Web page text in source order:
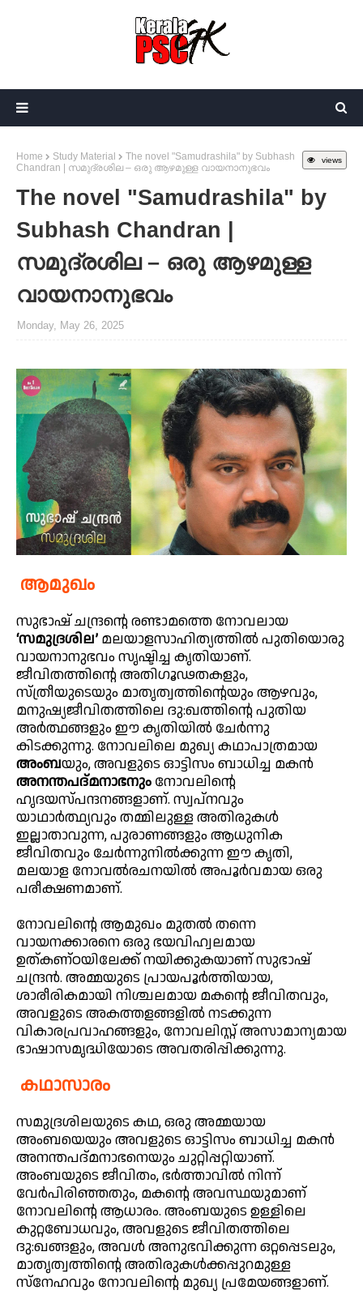
views
Home Study Material
The novel "Samudrashila" by Subhash
Chandran | സമുദ്രശില – ഒരു ആഴമുള്ള വായനാനുഭവം
The novel "Samudrashila" by
Subhash Chandran |
സമുദ്രശില – ഒരു ആഴമുള്ള
വായനാനുഭവം
Monday, May 26, 2025
ആമുഖം
സുഭാഷ് ചന്ദ്രന്റെ രണ്ടാമത്തെ നോവലായ
‘സമുദ്രശില’ മലയാളസാഹിത്യത്തിൽ പുതിയൊരു
വായനാനുഭവം സൃഷ്ടിച്ച കൃതിയാണ്.
ജീവിതത്തിന്റെ അതിഗൂഢതകളും,
സ്ത്രീയുടെയും മാതൃത്വത്തിന്റെയും ആഴവും,
മനുഷ്യജീവിതത്തിലെ ദു:ഖത്തിന്റെ പുതിയ
അർത്ഥങ്ങളും ഈ കൃതിയിൽ ചേർന്നു
കിടക്കുന്നു. നോവലിലെ മുഖ്യ കഥാപാത്രമായ
അംബയും, അവളുടെ ഓട്ടിസം ബാധിച്ച മകൻ
അനന്തപദ്മനാഭനും നോവലിന്റെ
ഹൃദയസ്പന്ദനങ്ങളാണ്. സ്വപ്നവും
യാഥാർത്ഥ്യവും തമ്മിലുള്ള അതിരുകൾ
ഇല്ലാതാവുന്ന, പുരാണങ്ങളും ആധുനിക
ജീവിതവും ചേർന്നുനിൽക്കുന്ന ഈ കൃതി,
മലയാള നോവൽരചനയിൽ അപൂർവമായ ഒരു
പരീക്ഷണമാണ്.
നോവലിന്റെ ആമുഖം മുതൽ തന്നെ
വായനക്കാരനെ ഒരു ഭയവിഹ്വലമായ
ഉത്കണ്ഠയിലേക്ക് നയിക്കുകയാണ് സുഭാഷ്
ചന്ദ്രൻ. അമ്മയുടെ പ്രായപൂർത്തിയായ,
ശാരീരികമായി നിശ്ചലമായ മകന്റെ ജീവിതവും,
അവളുടെ അകത്തളങ്ങളിൽ നടക്കുന്ന
വികാരപ്രവാഹങ്ങളും, നോവലിസ്റ്റ് അസാമാന്യമായ
ഭാഷാസമൃദ്ധിയോടെ അവതരിപ്പിക്കുന്നു.
കഥാസാരം
സമുദ്രശിലയുടെ കഥ, ഒരു അമ്മയായ
അംബയെയും അവളുടെ ഓട്ടിസം ബാധിച്ച മകൻ
അനന്തപദ്മനാഭനെയും ചുറ്റിപ്പറ്റിയാണ്.
അംബയുടെ ജീവിതം, ഭർത്താവിൽ നിന്ന്
വേർപിരിഞ്ഞതും, മകന്റെ അവസ്ഥയുമാണ്
നോവലിന്റെ ആധാരം. അംബയുടെ ഉള്ളിലെ
കുറ്റബോധവും, അവളുടെ ജീവിതത്തിലെ
ദു:ഖങ്ങളും, അവൾ അനുഭവിക്കുന്ന ഒറ്റപ്പെടലും,
മാതൃത്വത്തിന്റെ അതിരുകൾക്കപ്പുറമുള്ള
സ്നേഹവും നോവലിന്റെ മുഖ്യ പ്രമേയങ്ങളാണ്.